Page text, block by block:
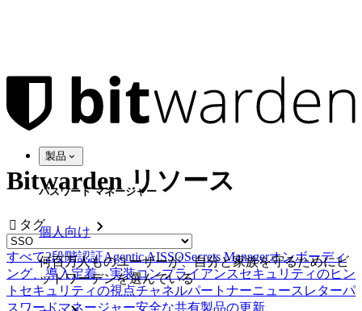
製品
パスワード マネージャー
個人向け
何百万人ものユーザーが、自分と家族を守るためにビ
ットワーデンを選んでいる
Bitwarden リソース
 タグ
すべて2段階認証Agentic AISSOSecrets Managerオンボーディ
ング、導入定着、実装コンプライアンスセキュリティのヒン
ト セキュリティの視点チャネルパートナーニュースレターパ
スワードマネージャー安全な共有製品の更新